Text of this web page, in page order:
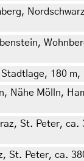
180
Nähe Mölln,
St. Peter, ca.
St. Peter, ca.